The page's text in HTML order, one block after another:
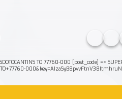
TO 77760-000 [post_code] =>